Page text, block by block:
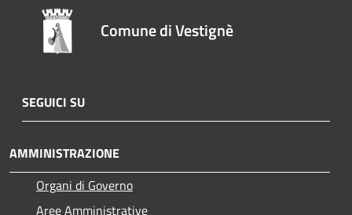
Comune di Vestignè
SEGUICI SU
AMMINISTRAZIONE
Organi di Governo
Aree Amministrative